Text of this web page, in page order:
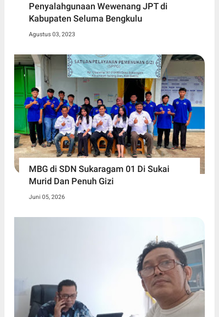
Penyalahgunaan Wewenang JPT di
Kabupaten Seluma Bengkulu
Agustus 03, 2023
MBG di SDN Sukaragam 01 Di Sukai
Murid Dan Penuh Gizi
Juni 05, 2026